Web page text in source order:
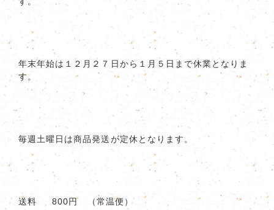
年末年始は１２月２７日から１月５日まで休業となりま
す。
毎週土曜日は商品発送が定休となります。
送料 800円 （常温便）